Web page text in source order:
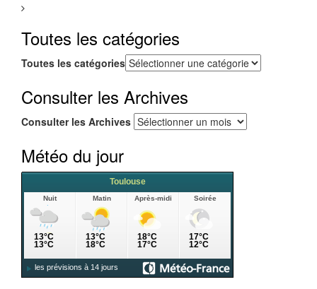
Toutes les catégories
Toutes les catégories
Consulter les Archives
Consulter les Archives
Météo du jour